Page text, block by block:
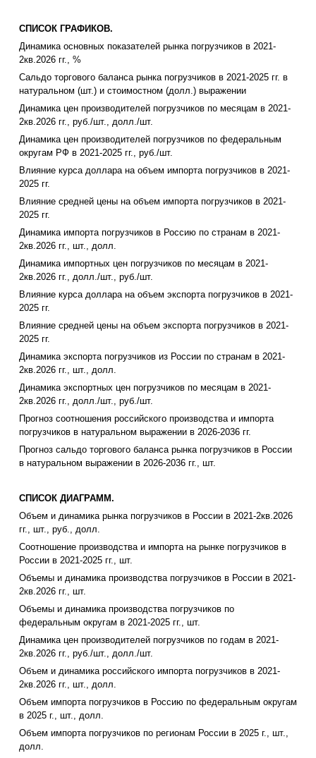
СПИСОК ГРАФИКОВ.
Динамика основных показателей рынка погрузчиков в 2021-
2кв.2026 гг., %
Сальдо торгового баланса рынка погрузчиков в 2021-2025 гг. в
натуральном (шт.) и стоимостном (долл.) выражении
Динамика цен производителей погрузчиков по месяцам в 2021-
2кв.2026 гг., руб./шт., долл./шт.
Динамика цен производителей погрузчиков по федеральным
округам РФ в 2021-2025 гг., руб./шт.
Влияние курса доллара на объем импорта погрузчиков в 2021-
2025 гг.
Влияние средней цены на объем импорта погрузчиков в 2021-
2025 гг.
Динамика импорта погрузчиков в Россию по странам в 2021-
2кв.2026 гг., шт., долл.
Динамика импортных цен погрузчиков по месяцам в 2021-
2кв.2026 гг., долл./шт., руб./шт.
Влияние курса доллара на объем экспорта погрузчиков в 2021-
2025 гг.
Влияние средней цены на объем экспорта погрузчиков в 2021-
2025 гг.
Динамика экспорта погрузчиков из России по странам в 2021-
2кв.2026 гг., шт., долл.
Динамика экспортных цен погрузчиков по месяцам в 2021-
2кв.2026 гг., долл./шт., руб./шт.
Прогноз соотношения российского производства и импорта
погрузчиков в натуральном выражении в 2026-2036 гг.
Прогноз сальдо торгового баланса рынка погрузчиков в России
в натуральном выражении в 2026-2036 гг., шт.
СПИСОК ДИАГРАММ.
Объем и динамика рынка погрузчиков в России в 2021-2кв.2026
гг., шт., руб., долл.
Соотношение производства и импорта на рынке погрузчиков в
России в 2021-2025 гг., шт.
Объемы и динамика производства погрузчиков в России в 2021-
2кв.2026 гг., шт.
Объемы и динамика производства погрузчиков по
федеральным округам в 2021-2025 гг., шт.
Динамика цен производителей погрузчиков по годам в 2021-
2кв.2026 гг., руб./шт., долл./шт.
Объем и динамика российского импорта погрузчиков в 2021-
2кв.2026 гг., шт., долл.
Объем импорта погрузчиков в Россию по федеральным округам
в 2025 г., шт., долл.
Объем импорта погрузчиков по регионам России в 2025 г., шт.,
долл.